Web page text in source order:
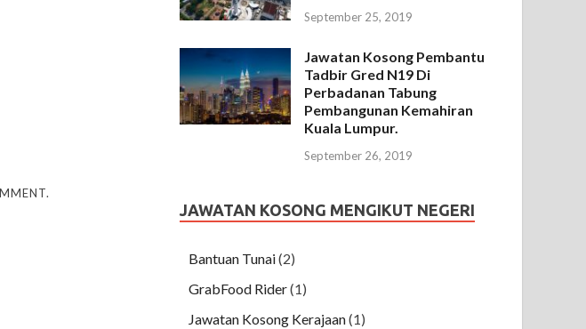
September 25, 2019
Jawatan Kosong Pembantu
Tadbir Gred N19 Di
Perbadanan Tabung
Pembangunan Kemahiran
Kuala Lumpur.
September 26, 2019
JAWATAN KOSONG MENGIKUT NEGERI
Bantuan Tunai(2)
GrabFood Rider(1)
Jawatan Kosong Kerajaan(1)